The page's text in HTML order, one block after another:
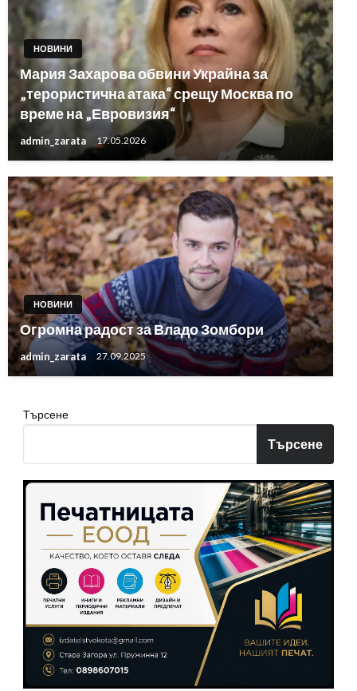
НОВИНИ
Мария Захарова обвини Украйна за
„терористична атака“ срещу Москва по
време на „Евровизия“
admin_zarata 17.05.2026
НОВИНИ
Огромна радост за Владо Зомбори
admin_zarata 27.09.2025
Търсене
Търсене